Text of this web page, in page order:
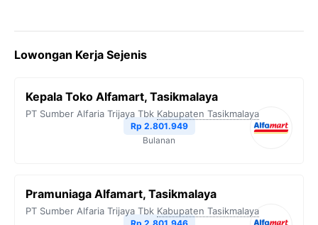
Lowongan Kerja Sejenis
Kepala Toko Alfamart, Tasikmalaya
PT Sumber Alfaria Trijaya Tbk Kabupaten Tasikmalaya
Rp 2.801.949
Bulanan
Pramuniaga Alfamart, Tasikmalaya
PT Sumber Alfaria Trijaya Tbk Kabupaten Tasikmalaya